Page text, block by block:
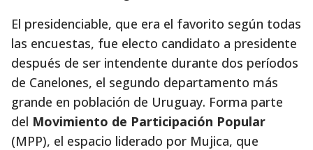
El presidenciable, que era el favorito según todas
las encuestas, fue electo candidato a presidente
después de ser intendente durante dos períodos
de Canelones, el segundo departamento más
grande en población de Uruguay. Forma parte
del Movimiento de Participación Popular
(MPP), el espacio liderado por Mujica, que